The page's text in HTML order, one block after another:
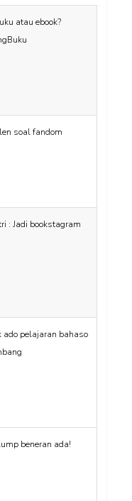
atau ebook?
soal fandom
: Jadi bookstagram
ado pelajaran bahaso
beneran ada!